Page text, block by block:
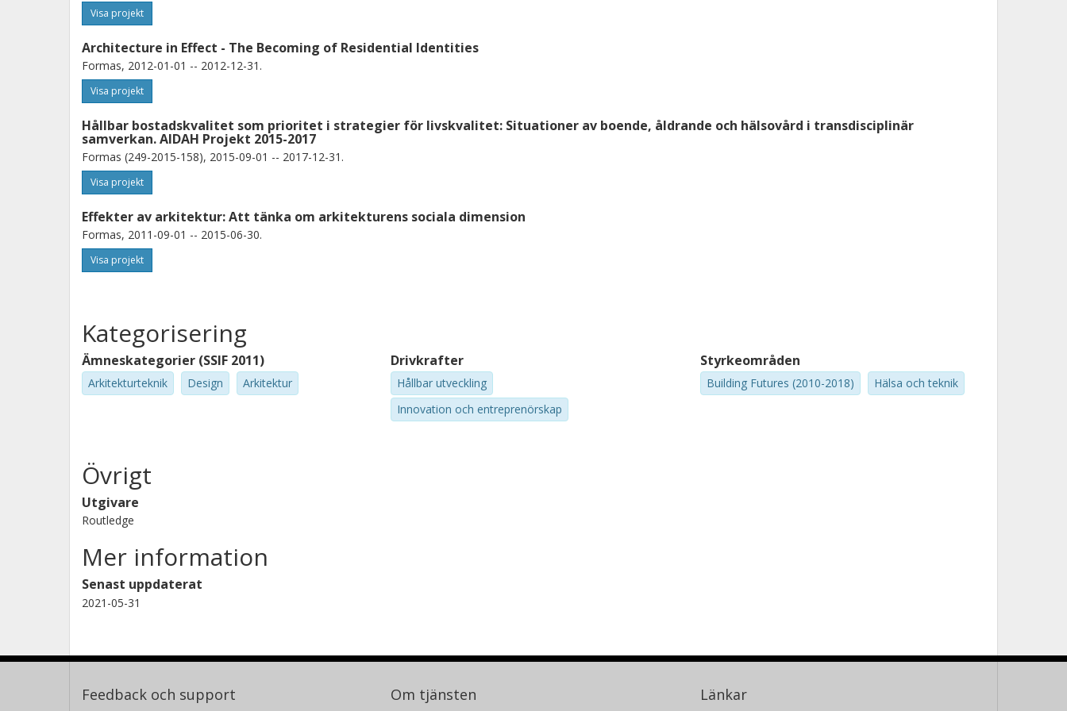
Visa projekt
Architecture in Effect - The Becoming of Residential Identities
Formas, 2012-01-01 -- 2012-12-31.
Visa projekt
Hållbar bostadskvalitet som prioritet i strategier för livskvalitet: Situationer av boende, åldrande och hälsovård i transdisciplinär
samverkan. AIDAH Projekt 2015-2017
Formas (249-2015-158), 2015-09-01 -- 2017-12-31.
Visa projekt
Effekter av arkitektur: Att tänka om arkitekturens sociala dimension
Formas, 2011-09-01 -- 2015-06-30.
Visa projekt
Kategorisering
Ämneskategorier (SSIF 2011)
Arkitekturteknik Design Arkitektur
Drivkrafter
Hållbar utveckling
Innovation och entreprenörskap
Styrkeområden
Building Futures (2010-2018) Hälsa och teknik
Övrigt
Utgivare
Routledge
Mer information
Senast uppdaterat
2021-05-31
Feedback och support Om tjänsten Länkar